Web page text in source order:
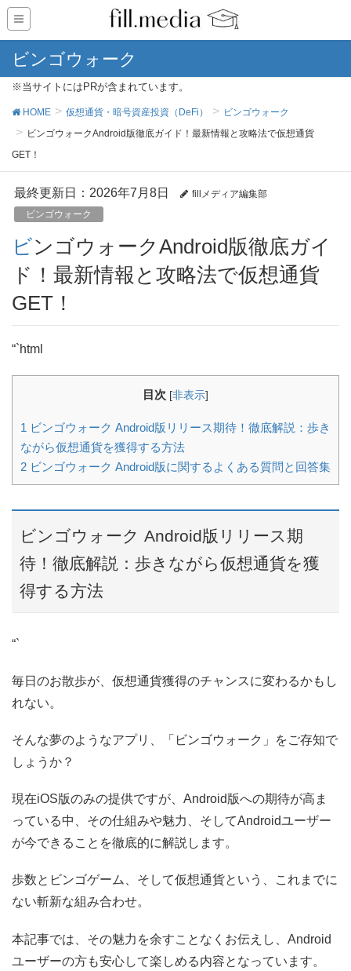
ビンゴウォーク
※当サイトにはPRが含まれています。
HOME 仮想通貨・暗号資産投資（DeFi）
ビンゴウォーク
ビンゴウォークAndroid版徹底ガイド！最新情報と攻略法で仮想通貨
GET！
最終更新日：2026年7月8日
fillメディア編集部
ビンゴウォーク
ビンゴウォークAndroid版徹底ガイ
ド！最新情報と攻略法で仮想通貨
GET！
“`html
目次 [非表示]
1 ビンゴウォーク Android版リリース期待！徹底解説：歩き
ながら仮想通貨を獲得する方法
2 ビンゴウォーク Android版に関するよくある質問と回答集
ビンゴウォーク Android版リリース期
待！徹底解説：歩きながら仮想通貨を獲
得する方法
“`
毎日のお散歩が、仮想通貨獲得のチャンスに変わるかもし
れない。
そんな夢のようなアプリ、「ビンゴウォーク」をご存知で
しょうか？
現在iOS版のみの提供ですが、Android版への期待が高ま
っている中、その仕組みや魅力、そしてAndroidユーザー
が今できることを徹底的に解説します。
歩数とビンゴゲーム、そして仮想通貨という、これまでに
ない斬新な組み合わせ。
本記事では、その魅力を余すことなくお伝えし、Android
ユーザーの方も安心して楽しめる内容となっています。